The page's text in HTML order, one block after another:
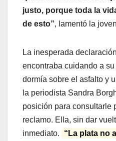
justo, porque toda la
de esto”, lamentó la
La inesperada
encontraba cuidando a
dormía sobre el asfalto y
la periodista Sandra
posición para consultarle
reclamo. Ella, sin dar
inmediato.
“La plata no